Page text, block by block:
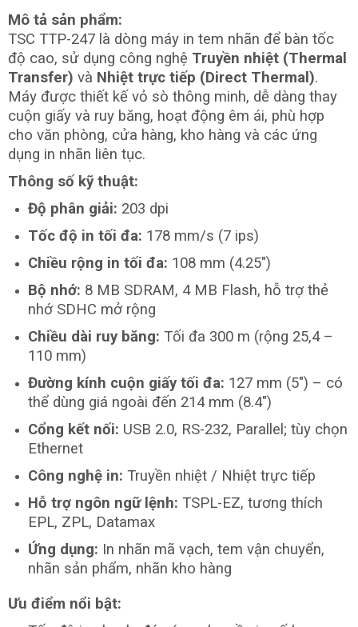
Mô tả sản phẩm:
TSC TTP-247 là dòng máy in tem nhãn để bàn tốc
độ cao, sử dụng công nghệ Truyền nhiệt (Thermal
Transfer) và Nhiệt trực tiếp (Direct Thermal).
Máy được thiết kế vỏ sò thông minh, dễ dàng thay
cuộn giấy và ruy băng, hoạt động êm ái, phù hợp
cho văn phòng, cửa hàng, kho hàng và các ứng
dụng in nhãn liên tục.
Thông số kỹ thuật:
Độ phân giải: 203 dpi
Tốc độ in tối đa: 178 mm/s (7 ips)
Chiều rộng in tối đa: 108 mm (4.25″)
Bộ nhớ: 8 MB SDRAM, 4 MB Flash, hỗ trợ thẻ
nhớ SDHC mở rộng
Chiều dài ruy băng: Tối đa 300 m (rộng 25,4 –
110 mm)
Đường kính cuộn giấy tối đa: 127 mm (5″) – có
thể dùng giá ngoài đến 214 mm (8.4″)
Cổng kết nối: USB 2.0, RS-232, Parallel; tùy chọn
Ethernet
Công nghệ in: Truyền nhiệt / Nhiệt trực tiếp
Hỗ trợ ngôn ngữ lệnh: TSPL-EZ, tương thích
EPL, ZPL, Datamax
Ứng dụng: In nhãn mã vạch, tem vận chuyển,
nhãn sản phẩm, nhãn kho hàng
Ưu điểm nổi bật: